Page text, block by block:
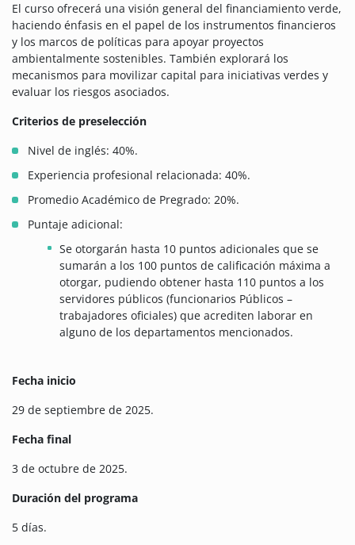
El curso ofrecerá una visión general del financiamiento verde,
haciendo énfasis en el papel de los instrumentos financieros
y los marcos de políticas para apoyar proyectos
ambientalmente sostenibles. También explorará los
mecanismos para movilizar capital para iniciativas verdes y
evaluar los riesgos asociados.
Criterios de preselección
Nivel de inglés: 40%.
Experiencia profesional relacionada: 40%.
Promedio Académico de Pregrado: 20%.
Puntaje adicional:
Se otorgarán hasta 10 puntos adicionales que se
sumarán a los 100 puntos de calificación máxima a
otorgar, pudiendo obtener hasta 110 puntos a los
servidores públicos (funcionarios Públicos –
trabajadores oficiales) que acrediten laborar en
alguno de los departamentos mencionados.
Fecha inicio
29 de septiembre de 2025.
Fecha final
3 de octubre de 2025.
Duración del programa
5 días.